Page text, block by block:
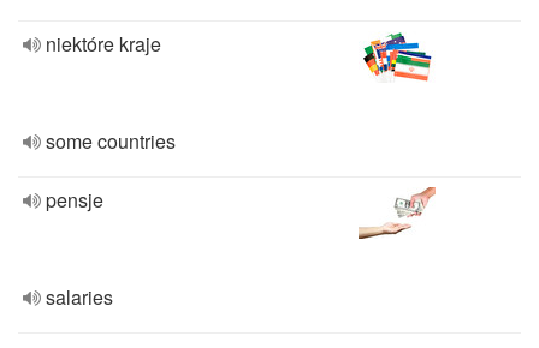
niektóre kraje
some countries
pensje
salaries